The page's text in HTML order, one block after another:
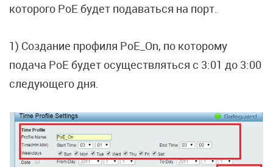
которого PoE будет подаваться на порт.
1) Создание профиля PoE_On, по которому
подача PoE будет осуществляться c 3:01 до 3:00
следующего дня.